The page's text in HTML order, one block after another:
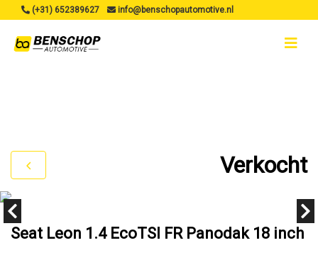
(+31) 652389627 info@benschopautomotive.nl
Verkocht
Seat Leon 1.4 EcoTSI FR Panodak 18 inch